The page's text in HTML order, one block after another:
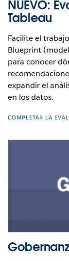
NUEVO:
Tableau
Facilite el
Blueprint
para conocer
expandir el
en los datos.
COMPLETAR LA